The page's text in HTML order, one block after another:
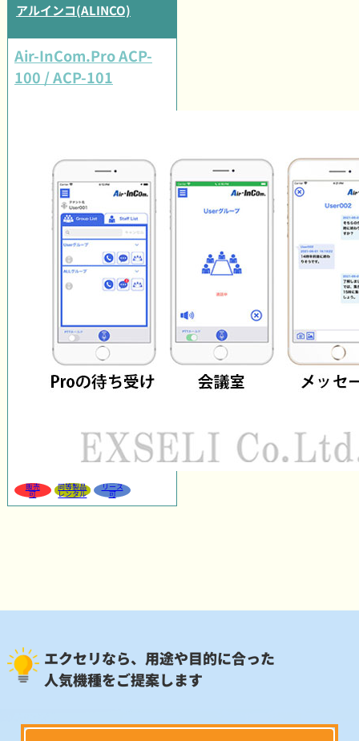
アルインコ(ALINCO)
Air-InCom.Pro ACP-
100 / ACP-101
販売
可
同等製品
レンタル
リース
可
エクセリなら、用途や目的に合った
人気機種をご提案します